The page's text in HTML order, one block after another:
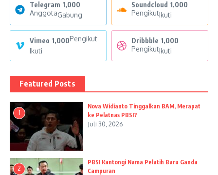
Telegram 1,000
AnggotaGabung
Soundcloud 1,000
PengikutIkuti
Vimeo 1,000Pengikut
Ikuti
Dribbble 1,000
PengikutIkuti
Featured Posts
1
Nova Widianto Tinggalkan BAM, Merapat
ke Pelatnas PBSI?
Juli 30, 2026
2
PBSI Kantongi Nama Pelatih Baru Ganda
Campuran